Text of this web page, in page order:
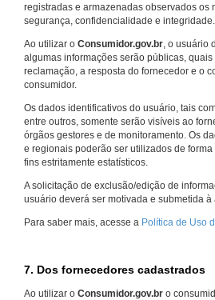
registradas e armazenadas observados os
segurança, confidencialidade e integridade.
Ao utilizar o Consumidor.gov.br , o usuário
algumas informações serão públicas, quais
reclamação, a resposta do fornecedor e o
consumidor.
Os dados identificativos do usuário, tais
entre outros, somente serão visíveis ao
órgãos gestores e de monitoramento. Os
e regionais poderão ser utilizados de
fins estritamente estatísticos.
A solicitação de exclusão/edição de
usuário deverá ser motivada e submetida à
Para saber mais, acesse a Política de Uso
7. Dos fornecedores cadastrados
Ao utilizar o Consumidor.gov.br o